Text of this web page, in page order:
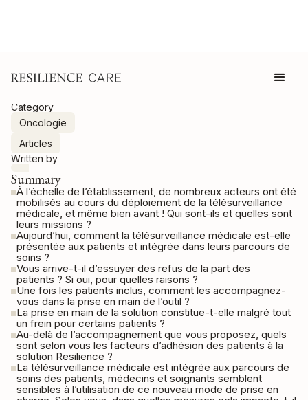
Category
Oncologie
Articles
Written by
Summary
À l’échelle de l’établissement, de nombreux acteurs ont été
mobilisés au cours du déploiement de la télésurveillance
médicale, et même bien avant ! Qui sont-ils et quelles sont
leurs missions ?
Aujourd’hui, comment la télésurveillance médicale est-elle
présentée aux patients et intégrée dans leurs parcours de
soins ?
Vous arrive-t-il d’essuyer des refus de la part des
patients ? Si oui, pour quelles raisons ?
Une fois les patients inclus, comment les accompagnez-
vous dans la prise en main de l’outil ?
La prise en main de la solution constitue-t-elle malgré tout
un frein pour certains patients ?
Au-delà de l’accompagnement que vous proposez, quels
sont selon vous les facteurs d’adhésion des patients à la
solution Resilience ?
La télésurveillance médicale est intégrée aux parcours de
soins des patients, médecins et soignants semblent
sensibles à l’utilisation de ce nouveau mode de prise en